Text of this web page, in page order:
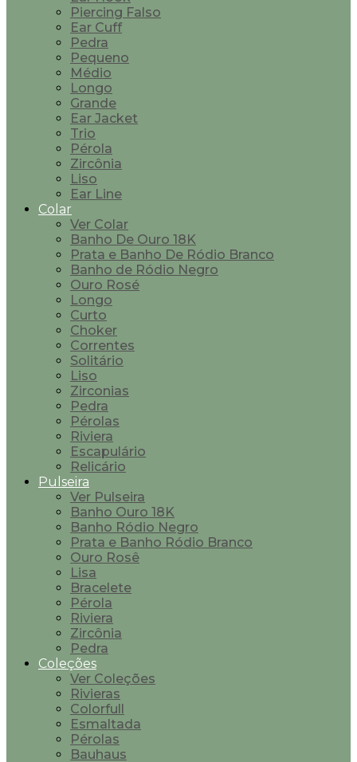
Piercing Falso
Ear Cuff
Pedra
Pequeno
Médio
Longo
Grande
Ear Jacket
Trio
Pérola
Zircônia
Liso
Ear Line
Colar
Ver Colar
Banho De Ouro 18K
Prata e Banho De Ródio Branco
Banho de Ródio Negro
Ouro Rosé
Longo
Curto
Choker
Correntes
Solitário
Liso
Zirconias
Pedra
Pérolas
Riviera
Escapulário
Relicário
Pulseira
Ver Pulseira
Banho Ouro 18K
Banho Ródio Negro
Prata e Banho Ródio Branco
Ouro Rosê
Lisa
Bracelete
Pérola
Riviera
Zircônia
Pedra
Coleções
Ver Coleções
Rivieras
Colorfull
Esmaltada
Pérolas
Bauhaus